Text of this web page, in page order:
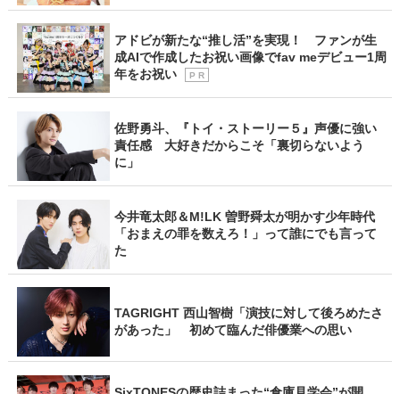
アドビが新たな“推し活”を実現！ ファンが生
成AIで作成したお祝い画像でfav meデビュー1周
年をお祝い
P R
佐野勇斗、『トイ・ストーリー５』声優に強い
責任感 大好きだからこそ「裏切らないよう
に」
今井竜太郎＆M!LK 曽野舜太が明かす少年時代
「おまえの罪を数えろ！」って誰にでも言って
た
TAGRIGHT 西山智樹「演技に対して後ろめたさ
があった」 初めて臨んだ俳優業への思い